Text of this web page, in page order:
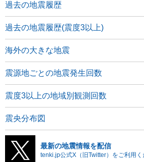
過去の地震履歴
過去の地震履歴(震度3以上)
海外の大きな地震
震源地ごとの地震発生回数
震度3以上の地域別観測回数
震央分布図
最新の地震情報を配信
tenki.jp公式X（旧Twitter）をご利用く